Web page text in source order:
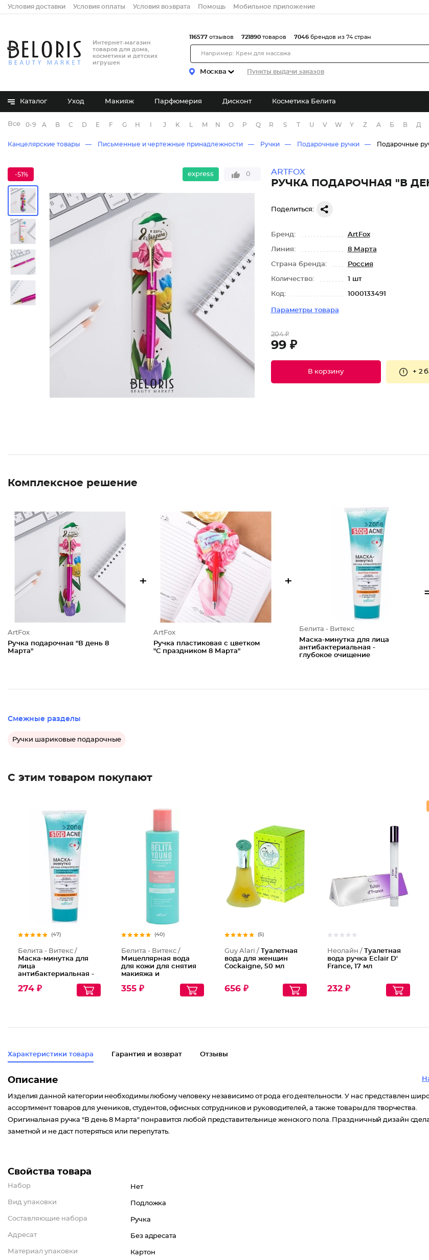
Условия доставки Условия оплаты Условия возврата Помощь Мобильное приложение
Интернет-магазин
товаров для дома,
косметики и детских
игрушек
Москва Пункты выдачи заказов
116577 отзывов 721890 товаров 7046 брендов из 74 стран
Каталог Уход Макияж Парфюмерия Дисконт Косметика Белита
Все бренды
0-9 A B C D E F G H J K M N O P Q R S T U V W Y Z А Б В Д
Канцелярские товары Письменные и чертежные принадлежности Ручки Подарочные ручки Подарочные
-51% express 0 ARTFOX
РУЧКА ПОДАРОЧНАЯ "В
Поделиться:
Бренд: ArtFox
Линия: 8 Марта
Страна бренда: Россия
Количество: 1 шт
Код: 1000133491
Параметры товара
204 ₽
99 ₽
В корзину + 2
Комплексное решение
ArtFox
Ручка подарочная "В день 8
Марта"
+
ArtFox
Ручка пластиковая с цветком
"С праздником 8 Марта"
+
Белита - Витекс
Маска-минутка для лица
антибактериальная -
глубокое очищение
Смежные разделы
Ручки шариковые подарочные
С этим товаром покупают
(47)
Белита - Витекс /
Маска-минутка для
лица
антибактериальная -
274 ₽
(40)
Белита - Витекс /
Мицеллярная вода
для кожи для снятия
макияжа и
Бережный уход
355 ₽
Туалетн
(5)
Guy Alari / Туалетная
вода для женщин
Cockaigne, 50 мл
656 ₽
Неолайн /Туалетная
вода ручка Eclair D'
France, 17 мл
232 ₽
Характеристики товара Гарантия и возврат Отзывы
Описание
Изделия данной категории необходимы любому человеку независимо от рода его деятельности. У нас представлен
ассортимент товаров для учеников, студентов, офисных сотрудников и руководителей, а также товары для творчества.
Оригинальная ручка "В день 8 Марта" понравится любой представительнице женского пола. Праздничный дизайн
заметной и не даст потеряться или перепутать.
Свойства товара
Набор Нет
Вид упаковки Подложка
Составляющие набора Ручка
Адресат Без адресата
Материал упаковки Картон